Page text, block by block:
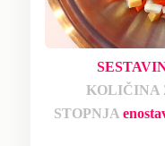
KOLIČINA
STOPNJA